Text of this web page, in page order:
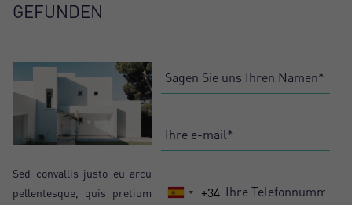
GEFUNDEN
Sed convallis justo eu arcu
pellentesque, quis pretium
Spain+34